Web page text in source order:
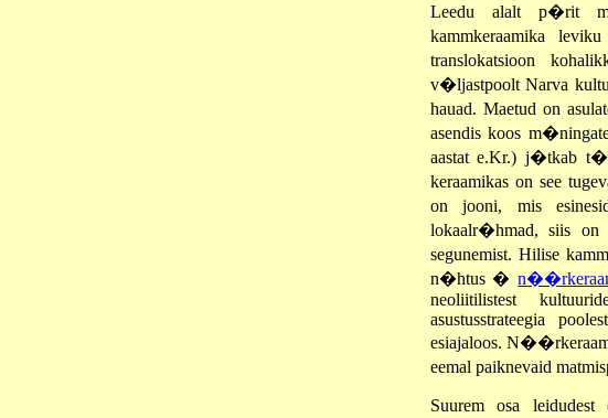
Leedu alalt p�rit
kammkeraamika
translokatsioon
v�ljastpoolt Narva
hauad. Maetud on
asendis koos
aastat e.Kr.) j�tkab
keraamikas on see
on jooni, mis
lokaalr�hmad, siis on
segunemist. Hilise
n�htus �
neoliitilistest
asustusstrateegia
esiajaloos.
eemal paiknevaid
Suurem osa leidudest